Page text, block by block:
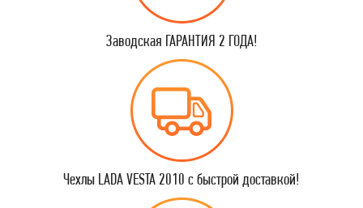
Заводская ГАРАНТИЯ 2 ГОДА!
Чехлы LADA VESTA 2010 с быстрой доставкой!